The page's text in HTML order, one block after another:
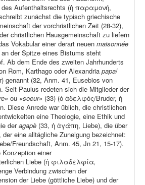
des Aufenthaltsrechts (ἡ παραμονή,
zunächst die typisch griechische
der vorchristlichen Zeit (28-32),
christlichen Hausgemeinschaft zu liefern
Vokabular einer derart neuen maisonnée
der Spitze eines Bistums steht
Ab dem Ende des zweiten Jahrhunderts
Rom, Karthago oder Alexandria papa/
genannt (32, Anm. 41, Eusebios von
Seit Paulus redeten sich die Mitglieder der
ou «soeur» (33) (ὁ ἀδελφός/Bruder, ἡ
Diese Anrede war üblich, die christlichen
eine Theologie, eine Ethik und
deragapè (33, ἡ ἀγάπη, Liebe), die über
eine alltägliche Zuneigung bezeichnet:
Freundschaft, Anm. 45, Jn 21, 15-17).
Konzeption einer
Liebe (ἡ φιλαδελφία,
Verbindung zwischen der
der Liebe (göttliche Liebe) und der